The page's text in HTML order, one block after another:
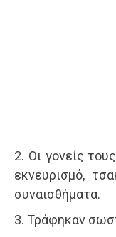
2. Οι γονείς
εκνευρισμό,
συναισθήματα.
3. Τράφηκαν